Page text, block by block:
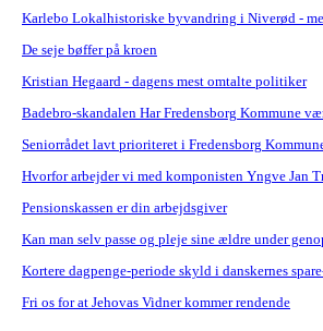
Karlebo Lokalhistoriske byvandring i Niverød -
De seje bøffer på kroen
Kristian Hegaard - dagens mest omtalte politiker
Badebro-skandalen Har Fredensborg Kommune
Seniorrådet lavt prioriteret i Fredensborg
Hvorfor arbejder vi med komponisten Yngve Jan
Pensionskassen er din arbejdsgiver
Kan man selv passe og pleje sine ældre under
Kortere dagpenge-periode skyld i danskernes
Fri os for at Jehovas Vidner kommer rendende